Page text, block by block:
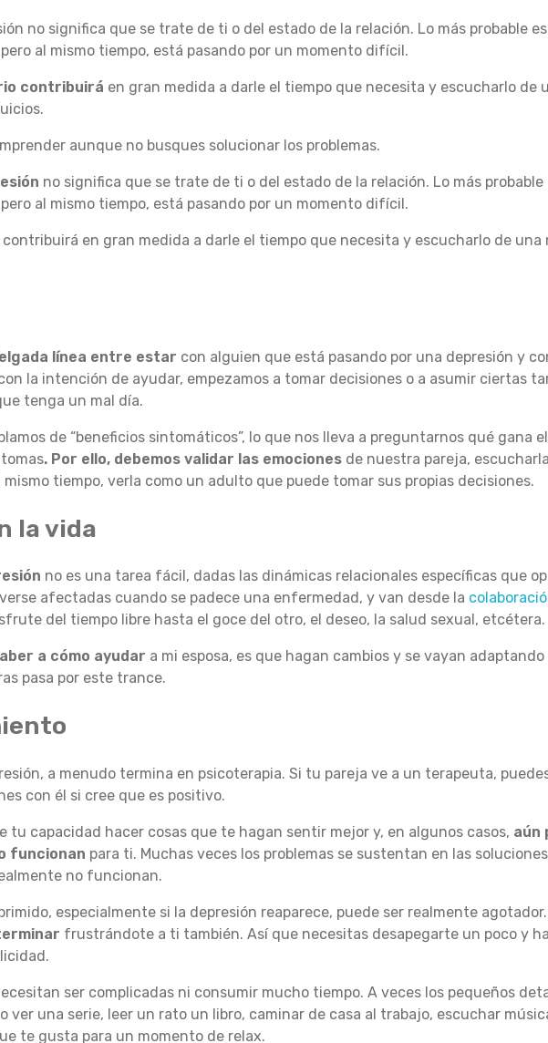
no significa que se trate de ti o del estado de la relación. Lo más probable
al mismo tiempo, está pasando por un momento difícil.
contribuirá en gran medida a darle el tiempo que necesita y escucharlo de
aunque no busques solucionar los problemas.
no significa que se trate de ti o del estado de la relación. Lo más probable
al mismo tiempo, está pasando por un momento difícil.
en gran medida a darle el tiempo que necesita y escucharlo de una
línea entre estar con alguien que está pasando por una depresión y
la intención de ayudar, empezamos a tomar decisiones o a asumir ciertas
tenga un mal día.
de “beneficios sintomáticos”, lo que nos lleva a preguntarnos qué gana el
. Por ello, debemos validar las emociones de nuestra pareja, escucharla
tiempo, verla como un adulto que puede tomar sus propias decisiones.
la vida
no es una tarea fácil, dadas las dinámicas relacionales específicas que
afectadas cuando se padece una enfermedad, y van desde la
del tiempo libre hasta el goce del otro, el deseo, la salud sexual, etcétera.
a cómo ayudar a mi esposa, es que hagan cambios y se vayan adaptando
pasa por este trance.
a menudo termina en psicoterapia. Si tu pareja ve a un terapeuta,
con él si cree que es positivo.
tu capacidad hacer cosas que te hagan sentir mejor y, en algunos casos, aún
funcionan para ti. Muchas veces los problemas se sustentan en las
no funcionan.
especialmente si la depresión reaparece, puede ser realmente
frustrándote a ti también. Así que necesitas desapegarte un poco y
ser complicadas ni consumir mucho tiempo. A veces los pequeños
ver una serie, leer un rato un libro, caminar de casa al trabajo, escuchar
te gusta para un momento de relax.